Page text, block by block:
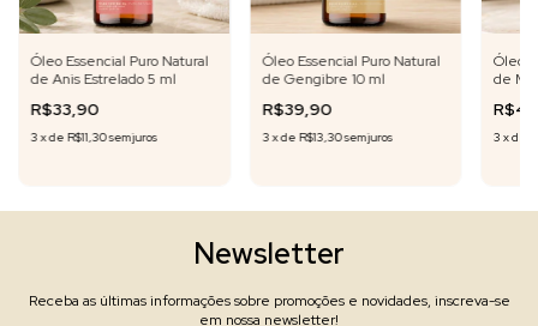
Óleo Essencial Puro Natural
de Anis Estrelado 5 ml
R$33,90
3 xde R$11,30sem juros
Óleo Essencial Puro Natural
de Gengibre 10 ml
R$39,90
3xde R$13,30sem juros
Óleo
de
3 xde
Newsletter
Receba as últimas informações sobre promoções e novidades, inscreva-se
em nossa newsletter!